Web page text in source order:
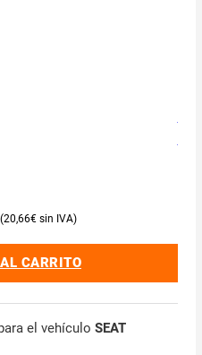
20,66€
CARRITO
el vehículo SEAT